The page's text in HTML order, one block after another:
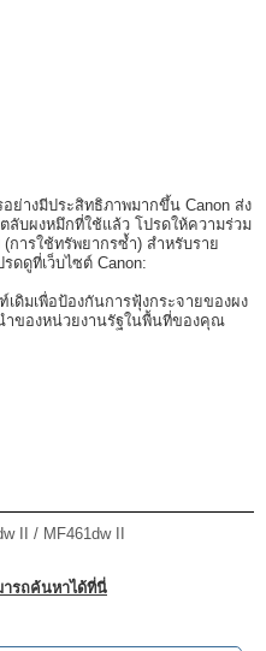
ย่างมีประสิทธิภาพมากขึ้น Canon ส่ง
ลับผงหมึกที่ใช้แล้ว โปรดให้ความร่วม
ารใช้ทรัพยากรซ้ำ) สำหรับราย
ดดูที่เว็บไซต์ Canon:
ดิมเพื่อป้องกันการฟุ้งกระจายของผง
ของหน่วยงานรัฐในพื้นที่ของคุณ
II / MF461dw II
รถค้นหาได้ที่นี่